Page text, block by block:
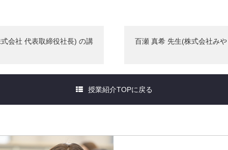
会社 代表取締役社長) の講 百瀬 真希 先生(株式会社み
授業紹介TOPに戻る